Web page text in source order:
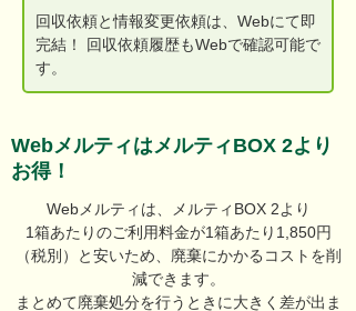
回収依頼と情報変更依頼は、Webにて即
完結！ 回収依頼履歴もWebで確認可能で
す。
WebメルティはメルティBOX 2より
お得！
Webメルティは、メルティBOX 2より
1箱あたりのご利用料金が1箱あたり1,850円
（税別）と安いため、廃棄にかかるコストを削
減できます。
まとめて廃棄処分を行うときに大きく差が出ま